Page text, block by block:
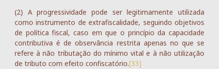
(2) A progressividade pode ser legitimamente utilizada
como instrumento de extrafiscalidade, seguindo objetivos
de política fiscal, caso em que o princípio da capacidade
contributiva é de observância restrita apenas no que se
refere à não tributação do mínimo vital e à não utilização
de tributo com efeito confiscatório.[33]